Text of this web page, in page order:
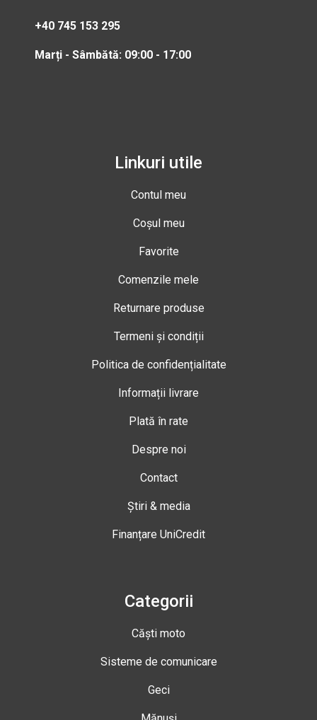
+40 745 153 295
Marți - Sâmbătă: 09:00 - 17:00
Linkuri utile
Contul meu
Coșul meu
Favorite
Comenzile mele
Returnare produse
Termeni și condiții
Politica de confidențialitate
Informații livrare
Plată în rate
Despre noi
Contact
Știri & media
Finanțare UniCredit
Categorii
Căști moto
Sisteme de comunicare
Geci